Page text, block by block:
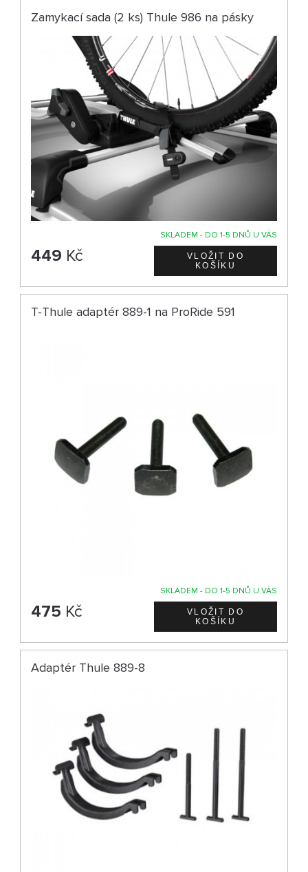
Zamykací sada (2 ks) Thule 986 na pásky
SKLADEM - DO 1-5 DNŮ U VÁS
449 Kč
T-Thule adaptér 889-1 na ProRide 591
SKLADEM - DO 1-5 DNŮ U VÁS
475 Kč
Adaptér Thule 889-8